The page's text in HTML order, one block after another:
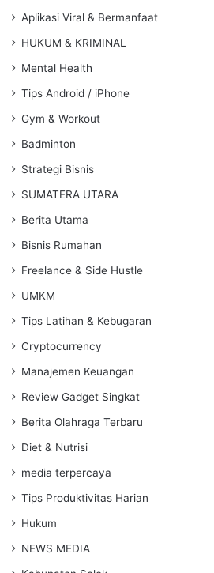
Aplikasi Viral & Bermanfaat
HUKUM & KRIMINAL
Mental Health
Tips Android / iPhone
Gym & Workout
Badminton
Strategi Bisnis
SUMATERA UTARA
Berita Utama
Bisnis Rumahan
Freelance & Side Hustle
UMKM
Tips Latihan & Kebugaran
Cryptocurrency
Manajemen Keuangan
Review Gadget Singkat
Berita Olahraga Terbaru
Diet & Nutrisi
media terpercaya
Tips Produktivitas Harian
Hukum
NEWS MEDIA